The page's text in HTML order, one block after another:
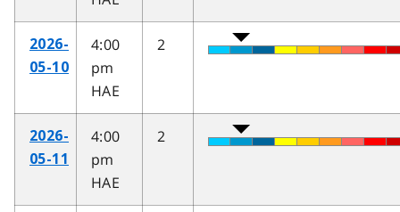
2026-
05-10
4:00
pm
HAE
2
2026-
05-11
4:00
pm
HAE
2